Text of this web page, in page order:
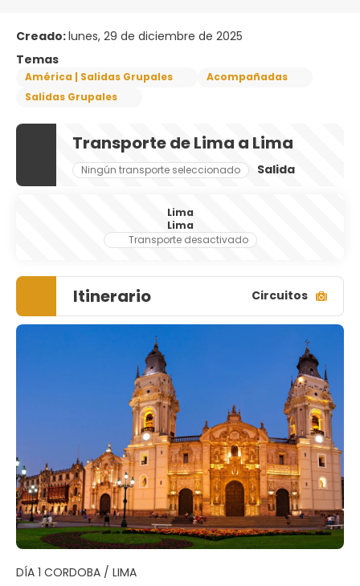
Creado:lunes, 29 de diciembre de 2025
Temas
América | Salidas Grupales
Acompañadas
Salidas Grupales
Transporte de Lima a Lima
Ningún transporte seleccionado Salida
Lima
Lima
Transporte desactivado
Itinerario Circuitos
DÍA 1 CORDOBA / LIMA